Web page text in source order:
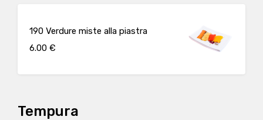
190 Verdure miste alla piastra
6.00 €
Tempura